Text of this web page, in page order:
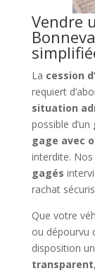
Vendre
La cession
requiert
situation
possible d’un
gage avec
interdite. Nos
gagés
rachat
Que votre
ou dépourvu
disposition un
transparent